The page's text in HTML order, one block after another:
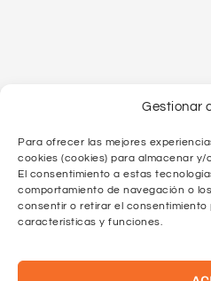
Gestionar
Para ofrecer las mejores
cookies (cookies) para almacenar
El consentimiento a estas
comportamiento de navegación o
consentir o retirar el
características y funciones.